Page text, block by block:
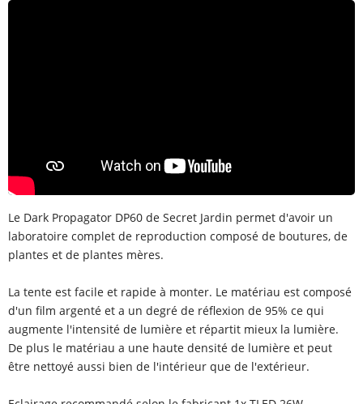
Le Dark Propagator DP60 de Secret Jardin permet d'avoir un
laboratoire complet de reproduction composé de boutures, de
plantes et de plantes mères.
La tente est facile et rapide à monter. Le matériau est composé
d'un film argenté et a un degré de réflexion de 95% ce qui
augmente l'intensité de lumière et répartit mieux la lumière.
De plus le matériau a une haute densité de lumière et peut
être nettoyé aussi bien de l'intérieur que de l'extérieur.